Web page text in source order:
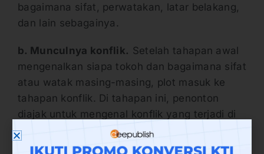
bagaimana sifat, perwatakan, latar belakang,
dan lain sebagainya.
b. Munculnya konflik. Setelah tahapan awal
mengenalkan siapa tokoh dan bagaimana sifat
atau watak masing-masing, plot masuk ke
tahapan konflik. Di tahapan ini, penonton
diajak untuk mengenal konflik yang terjadi di
dalam karya sastra atau cerita tersebut.
Konflik pada tahap ini juga biasanya dibumbui